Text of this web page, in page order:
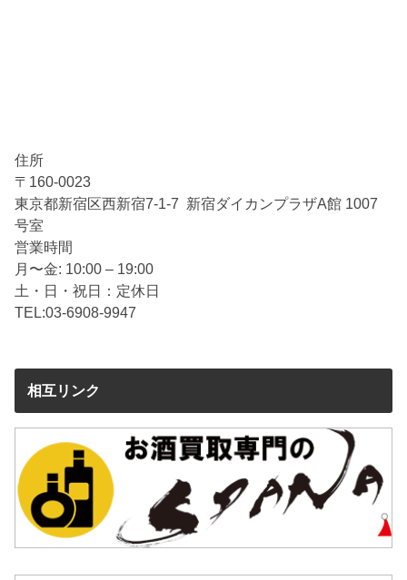
ッカーユニフォームには、海外製のニセモノやコピー品
なども混じるため、査定しても買取ができないケースが
あるのです。買取が可能なサッカーユニフォームは、正
規のルートで流通していた製品のみ。もちろん、古いユ
ニフォームも含まれます。以下に買取可能なユニフォー
ムについて紹介しているので、心当たりがあるような
ら、ぜひ押入やタンスの中を探してみてください。
オーセンティックは「本物」という意味ですが、ここで
いう本物は、プロサッカーチームが選手のために支給す
る試合用のユニフォームと同一、もしくは試合用ユニフ
ォームを一般向けに若干カスタマイズしたユニフォーム
のことです。試合用なので、選手が力を極限まで発揮で
きるよう、非常に高度な作りになっています。新品で購
入する場合、数万円することもめずらしくありません。
レプリカ
住所
〒160-0023
東京都新宿区西新宿7-1-7 新宿ダイカンプラザA館 1007
号室
営業時間
月〜金: 10:00 – 19:00
土・日・祝日：定休日
TEL:03-6908-9947
相互リンク